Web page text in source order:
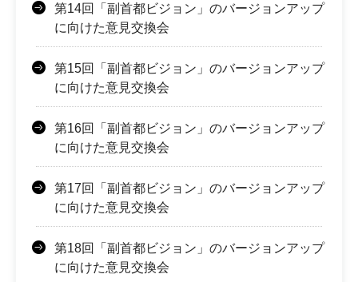
第14回「副首都ビジョン」のバージョンアップ
に向けた意見交換会
第15回「副首都ビジョン」のバージョンアップ
に向けた意見交換会
第16回「副首都ビジョン」のバージョンアップ
に向けた意見交換会
第17回「副首都ビジョン」のバージョンアップ
に向けた意見交換会
第18回「副首都ビジョン」のバージョンアップ
に向けた意見交換会